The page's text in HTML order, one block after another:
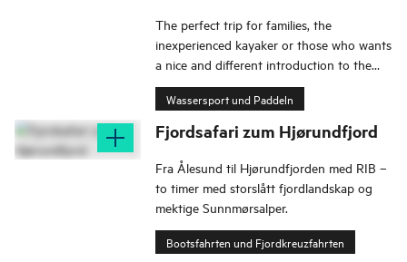
The perfect trip for families, the
inexperienced kayaker or those who wants
a nice and different introduction to the
Art Nouveau town of Ålesund!
Wassersport und Paddeln
Fjordsafari zum Hjørundfjord
Fra Ålesund til Hjørundfjorden med RIB –
to timer med storslått fjordlandskap og
mektige Sunnmørsalper.
Bootsfahrten und Fjordkreuzfahrten